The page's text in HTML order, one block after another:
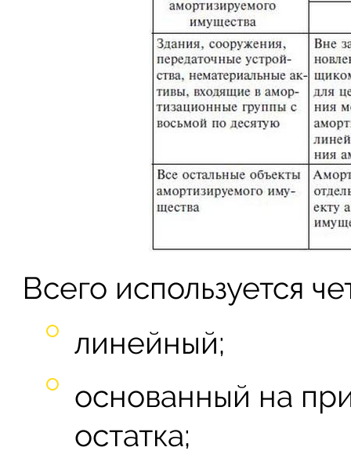
Всего используется
линейный;
основанный на
остатка;